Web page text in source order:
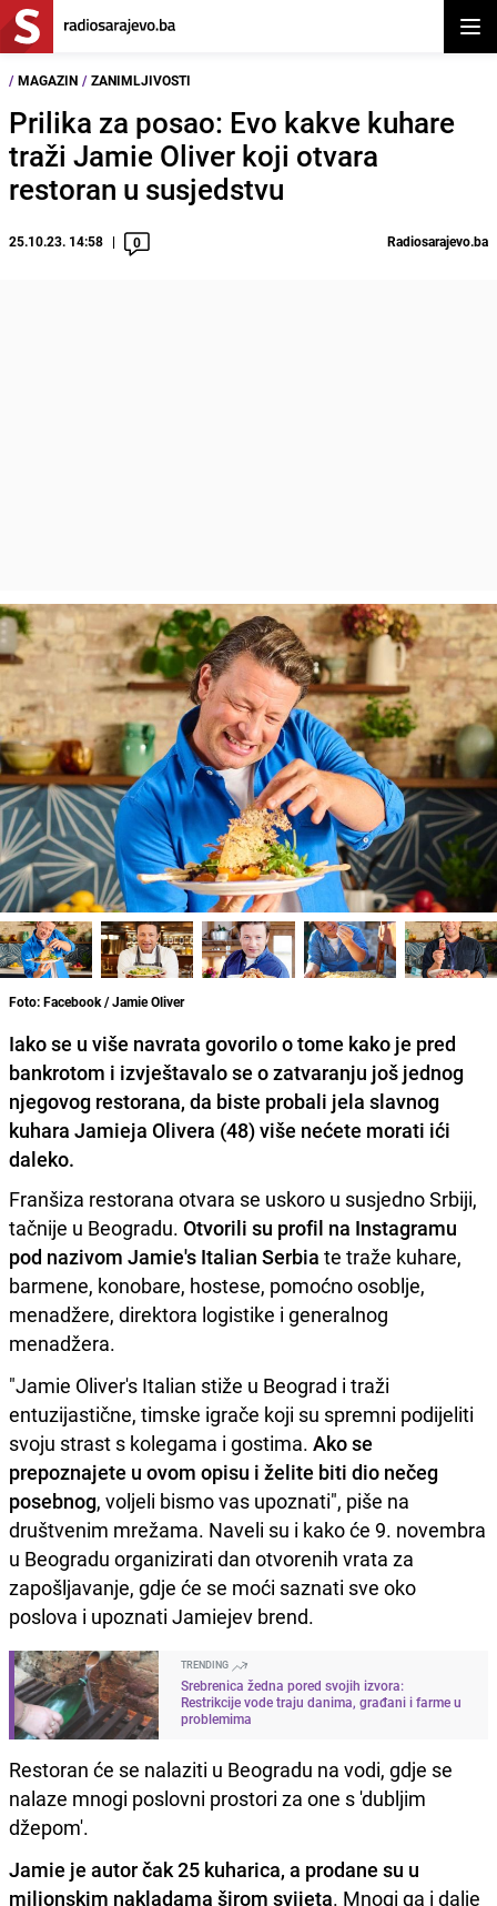
/ MAGAZIN / ZANIMLJIVOSTI
Prilika za posao: Evo kakve kuhare
traži Jamie Oliver koji otvara
restoran u susjedstvu
25.10.23. 14:58 0 Radiosarajevo.ba
Foto: Facebook / Jamie Oliver
Iako se u više navrata govorilo o tome kako je pred
bankrotom i izvještavalo se o zatvaranju još jednog
njegovog restorana, da biste probali jela slavnog
kuhara Jamieja Olivera (48) više nećete morati ići
daleko.
Franšiza restorana otvara se uskoro u susjedno Srbiji,
tačnije u Beogradu. Otvorili su profil na Instagramu
pod nazivom Jamie's Italian Serbia te traže kuhare,
barmene, konobare, hostese, pomoćno osoblje,
menadžere, direktora logistike i generalnog
menadžera.
"Jamie Oliver's Italian stiže u Beograd i traži
entuzijastične, timske igrače koji su spremni podijeliti
svoju strast s kolegama i gostima. Ako se
prepoznajete u ovom opisu i želite biti dio nečeg
posebnog, voljeli bismo vas upoznati", piše na
društvenim mrežama. Naveli su i kako će 9. novembra
u Beogradu organizirati dan otvorenih vrata za
zapošljavanje, gdje će se moći saznati sve oko
poslova i upoznati Jamiejev brend.
TRENDING
Srebrenica žedna pored svojih izvora:
Restrikcije vode traju danima, građani i farme u
problemima
Restoran će se nalaziti u Beogradu na vodi, gdje se
nalaze mnogi poslovni prostori za one s 'dubljim
džepom'.
Jamie je autor čak 25 kuharica, a prodane su u
milionskim nakladama širom svijeta. Mnogi ga i dalje